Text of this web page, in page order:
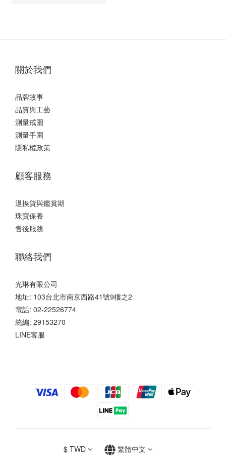
關於我們
品牌故事
品質與工藝
測量戒圍
測量手圍
隱私權政策
顧客服務
退換貨與鑑賞期
珠寶保養
售後服務
聯絡我們
光琳有限公司
地址: 103台北市南京西路41號9樓之2
電話: 02-22526774
統編: 29153270
LINE客服
$ TWD 繁體中文